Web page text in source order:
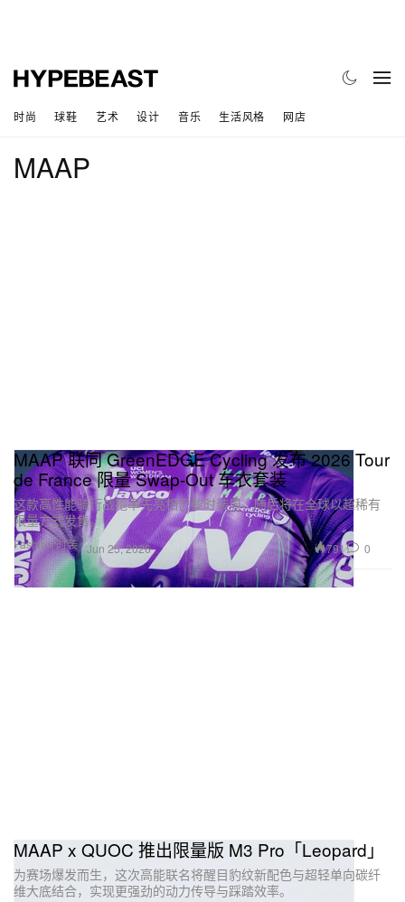
时尚 球鞋 艺术 设计 音乐 生活风格 网店
MAAP
Fashion 时装
MAAP 联同 GreenEDGE Cycling 发布 2026 Tour
de France 限量 Swap-Out 车衣套装
这款高性能骑行战袍率先亮相巴黎时装周，随后将在全球以超稀有
限量方式发售。
Jun 25, 2026 791 0
MAAP x QUOC 推出限量版 M3 Pro「Leopard」
为赛场爆发而生，这次高能联名将醒目豹纹新配色与超轻单向碳纤
维大底结合，实现更强劲的动力传导与踩踏效率。